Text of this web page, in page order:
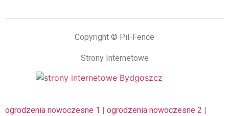
Copyright © Pil-Fence
Strony Internetowe
ogrodzenia nowoczesne 1 | ogrodzenia nowoczesne 2 |